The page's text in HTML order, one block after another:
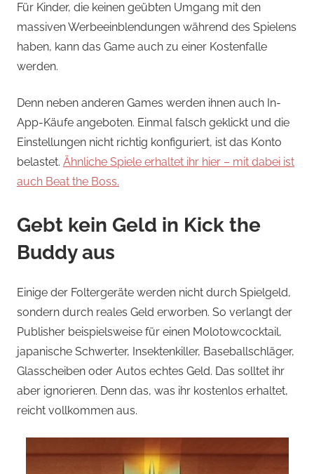
Für Kinder, die keinen geübten Umgang mit den
massiven Werbeeinblendungen während des Spielens
haben, kann das Game auch zu einer Kostenfalle
werden.
Denn neben anderen Games werden ihnen auch In-
App-Käufe angeboten. Einmal falsch geklickt und die
Einstellungen nicht richtig konfiguriert, ist das Konto
belastet. Ähnliche Spiele erhaltet ihr hier – mit dabei ist
auch Beat the Boss.
Gebt kein Geld in Kick the
Buddy aus
Einige der Foltergeräte werden nicht durch Spielgeld,
sondern durch reales Geld erworben. So verlangt der
Publisher beispielsweise für einen Molotowcocktail,
japanische Schwerter, Insektenkiller, Baseballschläger,
Glasscheiben oder Autos echtes Geld. Das solltet ihr
aber ignorieren. Denn das, was ihr kostenlos erhaltet,
reicht vollkommen aus.